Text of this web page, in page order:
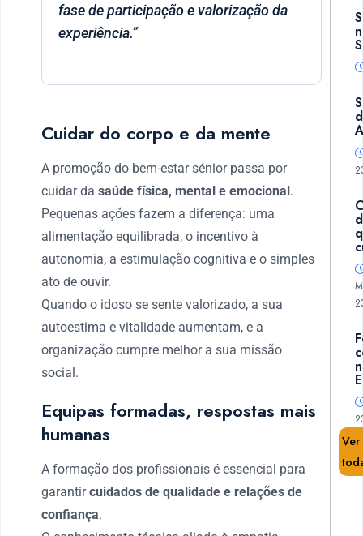
fase de participação e valorização da
experiência.”
Cuidar do corpo e da mente
A promoção do bem-estar sénior passa por
cuidar da saúde física, mental e emocional.
Pequenas ações fazem a diferença: uma
alimentação equilibrada, o incentivo à
autonomia, a estimulação cognitiva e o simples
ato de ouvir.
Quando o idoso se sente valorizado, a sua
autoestima e vitalidade aumentam, e a
organização cumpre melhor a sua missão
social.
Equipas formadas, respostas mais
humanas
A formação dos profissionais é essencial para
garantircuidados de qualidade e relações de
confiança.
Ver